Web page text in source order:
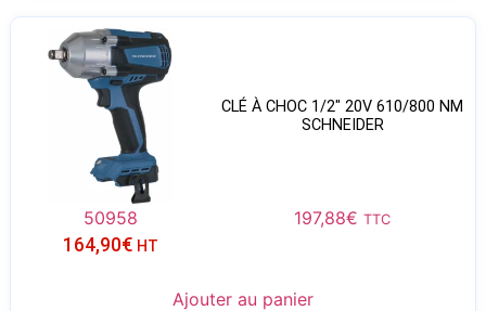
CLÉ À CHOC 1/2″ 20V 610/800 NM
SCHNEIDER
50958 197,88€ TTC
164,90€ HT
Ajouter au panier